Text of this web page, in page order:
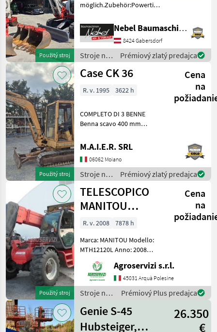
Použitý stroj
möglich.Zubehör:Powertilt-
600mm 900mm,
1Böschungslöffel 1500mm
Palivo: Stroje na stavbu
mini bager
Nebel Baumaschinen
8424 Gabersdorf
Stroje na
stavbu /
Takeuchi
Prémiový zlatý predajca
Použitý stroj
Case CK 36
Cena
na
R. v. 1995 3622 h
COMPLETO DI 3 BENNE
Benna scavo 400 mm
Benna liscia 1400 mm Stroje
na stavbu mini bager
M.A.I.E.R. SRL
06062 Moiano
Stroje na
stavbu /
Case IH
Prémiový zlatý predajca
Použitý stroj
TELESCOPICO
MANITOU
MHT10120L
(ANNO 2008)
Cena
na
R. v. 2008
7878 h
Marca: MANITOU Modello:
MTH12120L Anno: 2008
ATTREZZI, DOPPIO SFILO
Portata max: 12 TON
Altezza max di
sollevamento: 9.6 MT
Motore: MERCEDES BENZ 1
Agroservizi s.r.l.
45031 Arquà Polesine
Stroje na
Manitou
Prémiový Plus predajca
Genie S-45
Hubsteiger,
26.350
€